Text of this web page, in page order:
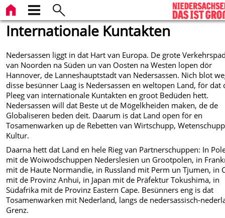
Internationale Kuntakten
Nedersassen liggt in dat Hart van Europa. De grote
van Noorden na Süden un van Oosten na Westen lopen dör
Hannover, de Lanneshauptstadt van Nedersassen. Nich blot
disse besünner Laag is Nedersassen en weltopen Land, för dat
Pleeg van internationale Kuntakten en groot Bedüden hett.
Nedersassen will dat Beste ut de Mögelkheiden maken, de de
Globaliseren beden deit. Daarum is dat Land open för en
Tosamenwarken up de Rebetten van Wirtschupp,
Kultur.
Daarna hett dat Land en hele Rieg van Partnerschuppen: In
mit de Woiwodschuppen Nederslesien un Grootpolen, in
mit de Haute Normandie, in Russland mit Perm un Tjumen, in
mit de Provinz Anhui, in Japan mit de Präfektur Tokushima, in
Südafrika mit de Provinz Eastern Cape. Besünners eng is dat
Tosamenwarken mit Nederland, langs de nedersassisch-
Grenz.